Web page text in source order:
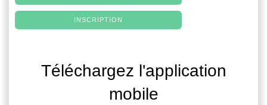
INSCRIPTION
Téléchargez l'application
mobile